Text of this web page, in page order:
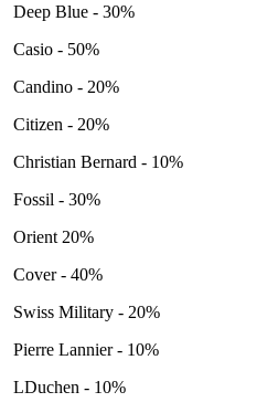
Deep Blue - 30%
Casio - 50%
Candino - 20%
Citizen - 20%
Christian Bernard - 10%
Fossil - 30%
Orient 20%
Cover - 40%
Swiss Military - 20%
Pierre Lannier - 10%
LDuchen - 10%